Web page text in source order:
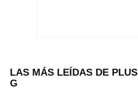
LAS MÁS LEÍDAS DE PLUS
G